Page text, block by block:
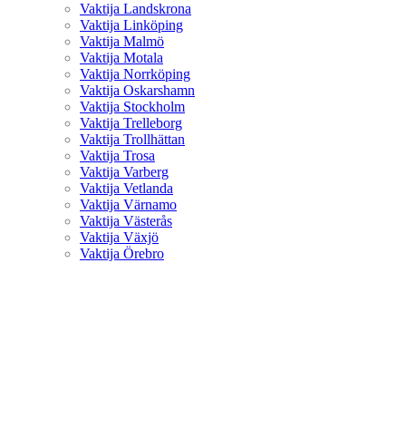
Vaktija Landskrona
Vaktija Linköping
Vaktija Malmö
Vaktija Motala
Vaktija Norrköping
Vaktija Oskarshamn
Vaktija Stockholm
Vaktija Trelleborg
Vaktija Trollhättan
Vaktija Trosa
Vaktija Varberg
Vaktija Vetlanda
Vaktija Värnamo
Vaktija Västerås
Vaktija Växjö
Vaktija Örebro